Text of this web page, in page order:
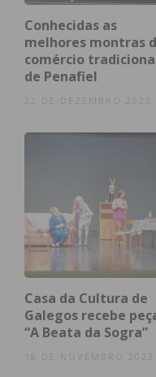
Eu li e
Conhecidas as
melhores montras
comércio
de Penafiel
Casa da Cultura de
Galegos recebe
“A Beata da Sogra”